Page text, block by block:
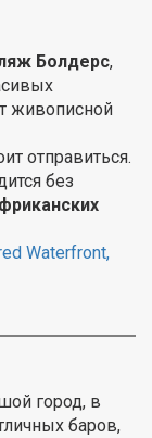
Болдерс,
живописной
отправиться.
без
Waterfront,
город, в
баров,